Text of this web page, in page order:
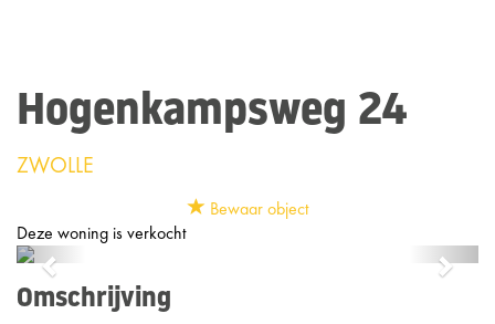
Hogenkampsweg 24
ZWOLLE
Bewaar object
Deze woning is verkocht
Previous Next
Omschrijving